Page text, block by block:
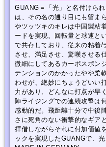
GUANG＝「光」と名付けら
は、その名の通り目にも留ま
やツッツキのキレは中国製粘
ードを実現。回転量と球速と
で共存しており、従来の粘着/
させ、満足させ、驚嘆させる
微細にしてあるカーボスポン
テンションのかかったやや柔
わせが、絶妙にちょうどいい
力があり、どんなに打点が早
陣ライジングでの連続攻撃は
感動的だ。飛距離十分で中後
さに死角のない衝撃的なギア
拝借しながらそれに付加価値
ックを実現したGUANGで、